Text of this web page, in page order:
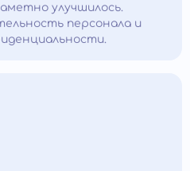
улучшилось.
персонала и